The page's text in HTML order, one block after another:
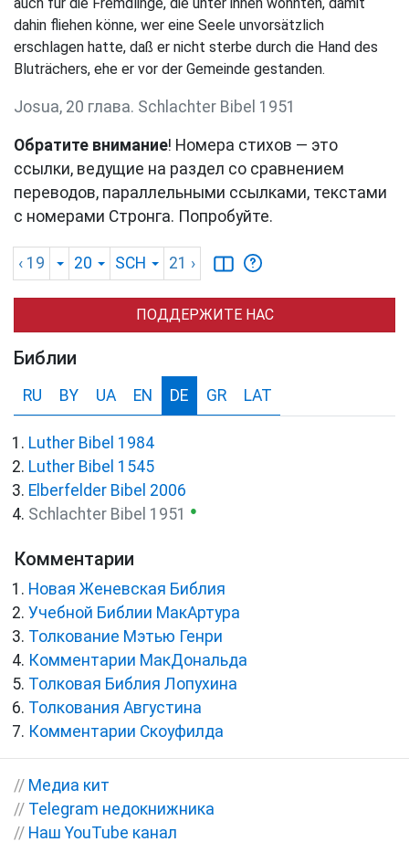
auch für die Fremdlinge, die unter ihnen wohnten, damit
dahin fliehen könne, wer eine Seele unvorsätzlich
erschlagen hatte, daß er nicht sterbe durch die Hand des
Bluträchers, ehe er vor der Gemeinde gestanden.
Josua, 20 глава. Schlachter Bibel 1951
Обратите внимание! Номера стихов — это
ссылки, ведущие на раздел со сравнением
переводов, параллельными ссылками, текстами
с номерами Стронга. Попробуйте.
‹ 19 20 SCH 21 ›
ПОДДЕРЖИТЕ НАС
Библии
RU BY UA EN DE GR LAT
Luther Bibel 1984
Luther Bibel 1545
Elberfelder Bibel 2006
Schlachter Bibel 1951
●
Комментарии
Новая Женевская Библия
Учебной Библии МакАртура
Толкование Мэтью Генри
Комментарии МакДональда
Толковая Библия Лопухина
Толкования Августина
Комментарии Скоуфилда
// Медиа кит
// Telegram недокнижника
// Наш YouTube канал